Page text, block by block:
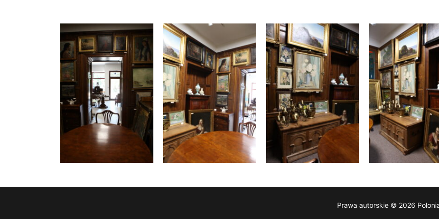
Prawa autorskie © 2026